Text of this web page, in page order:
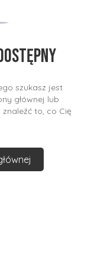
szukasz jest
głównej lub
to, co Cię